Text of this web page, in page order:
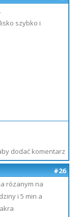
szybko i
dodać komentarz
#26
rózanym na
i 5 min a